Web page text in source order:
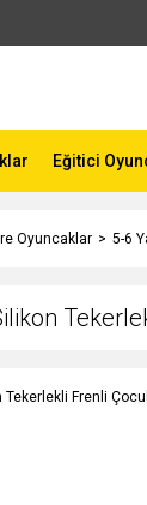
Eğitici
Oyuncaklar 5-6